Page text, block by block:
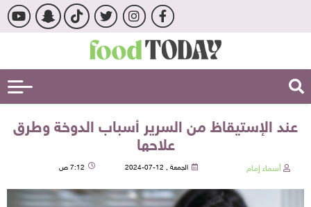
عند الإستيقاظ من السرير أسباب الدوخة وطرق
علاجها
أسماء إمام الجمعة , 12-07-2024 7:12 ص